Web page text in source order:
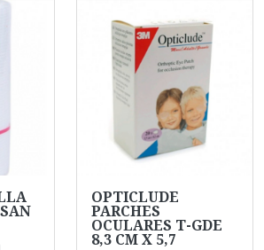
OPTICLUDE
PARCHES
OCULARES T-GDE
8,3 CM X 5,7